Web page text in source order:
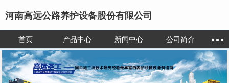
河南高远公路养护设备股份有限公司
首页 产品中心 新闻中心 公司简介